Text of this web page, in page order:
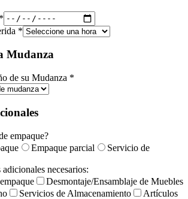
*
Mudanza
de su Mudanza *
empaque?
Empaque parcial
Servicio de
necesarios:
Desmontaje/Ensamblaje de Muebles
Servicios de Almacenamiento
Artículos